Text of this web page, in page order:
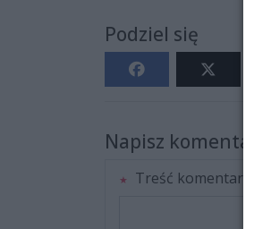
Podziel się
Napisz komentarz
Treść komentarza